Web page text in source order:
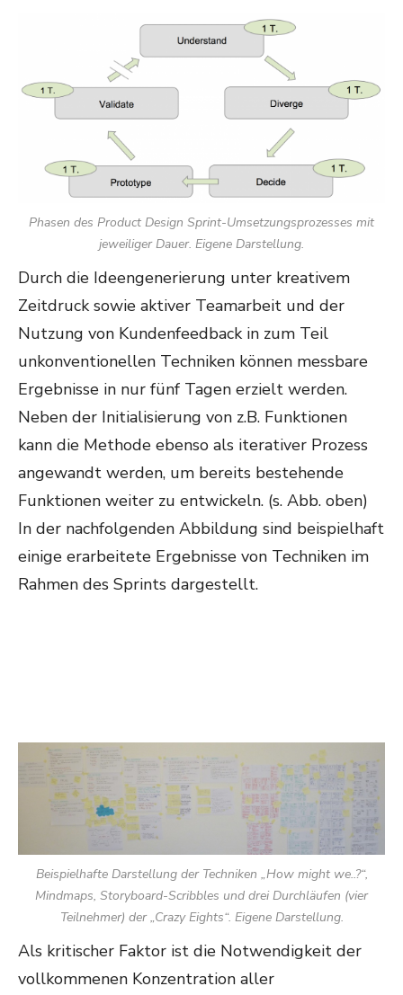
Phasen des Product Design Sprint-Umsetzungsprozesses mit
jeweiliger Dauer. Eigene Darstellung.
Durch die Ideengenerierung unter kreativem
Zeitdruck sowie aktiver Teamarbeit und der
Nutzung von Kundenfeedback in zum Teil
unkonventionellen Techniken können messbare
Ergebnisse in nur fünf Tagen erzielt werden.
Neben der Initialisierung von z.B. Funktionen
kann die Methode ebenso als iterativer Prozess
angewandt werden, um bereits bestehende
Funktionen weiter zu entwickeln. (s. Abb. oben)
In der nachfolgenden Abbildung sind beispielhaft
einige erarbeitete Ergebnisse von Techniken im
Rahmen des Sprints dargestellt.
Beispielhafte Darstellung der Techniken „How might we..?“,
Mindmaps, Storyboard-Scribbles und drei Durchläufen (vier
Teilnehmer) der „Crazy Eights“. Eigene Darstellung.
Als kritischer Faktor ist die Notwendigkeit der
vollkommenen Konzentration aller